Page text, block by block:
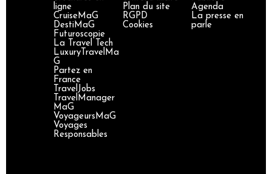
ligne
CruiseMaG
DestiMaG
Futuroscopie
La Travel Tech
LuxuryTravelMa
G
Partez en
France
TravelJobs
TravelManager
MaG
VoyageursMaG
Voyages
Responsables
Plan du site
RGPD
Cookies
Agenda
La presse en
parle